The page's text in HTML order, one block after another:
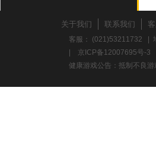
关于我们 联系我们
客服： (021)53211732 |
京ICP备12007695号-3
健康游戏公告：抵制不良